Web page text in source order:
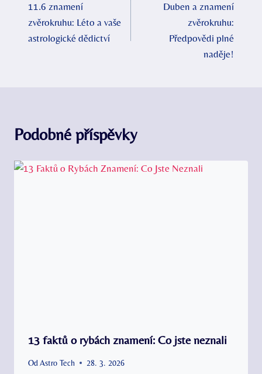
pro
příspěvek
11.6 znamení
zvěrokruhu: Léto a vaše
astrologické dědictví
Duben a znamení
zvěrokruhu:
Předpovědi plné
naděje!
Podobné příspěvky
13 faktů o rybách znamení: Co jste neznali
Od Astro Tech 28. 3. 2026